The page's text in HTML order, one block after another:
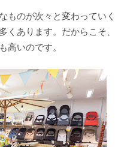
ものが次々と変わっていく
くあります。だからこそ、
高いのです。